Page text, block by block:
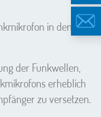
in den
der Funkwellen,
erheblich
zu versetzen.